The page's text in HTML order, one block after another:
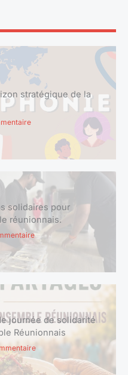
stratégique de la
solidaires pour
réunionnais.
journée de solidarité
Réunionnais